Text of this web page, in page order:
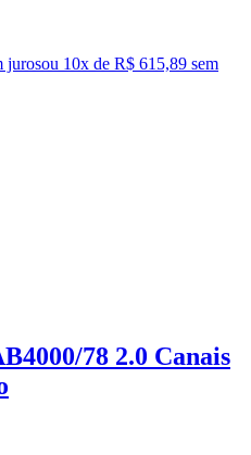
jurosou 10x de R$ 615,89 sem
78 2.0 Canais